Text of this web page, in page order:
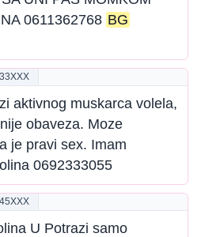
0611362768 BG
aktivnog muskarca volela,
obaveza. Moze
je pravi sex. Imam
0692333055
U Potrazi samo